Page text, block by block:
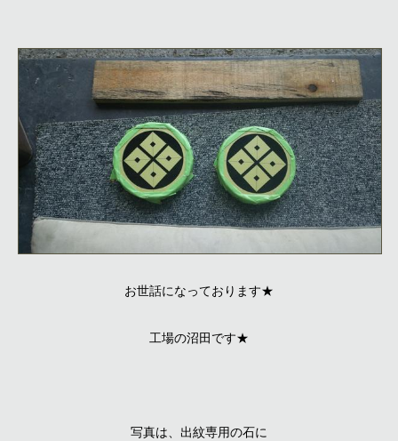
お世話になっております★
工場の沼田です★
写真は、出紋専用の石に